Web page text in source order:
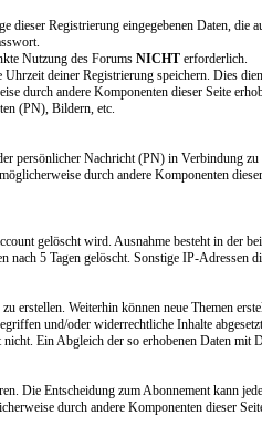
Registrierung eingegebenen Daten,
Nutzung des Forums NICHT erforderlich.
deiner Registrierung speichern. Dies
durch andere Komponenten dieser Seite
(PN), Bildern, etc.
Nachricht (PN) in Verbindung
durch andere Komponenten
gelöscht wird. Ausnahme besteht in
nach 5 Tagen gelöscht. Sonstige IP-
erstellen. Weiterhin können neue Themen
und/oder widerrechtliche Inhalte
Ein Abgleich der so erhobenen Daten
Die Entscheidung zum Abonnement kann
durch andere Komponenten dieser